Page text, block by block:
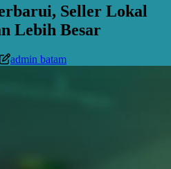
Seller Lokal
Lebih Besar
admin batam